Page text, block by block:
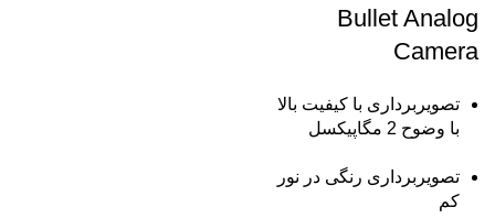
Bullet Analog
Camera
تصویربرداری با کیفیت بالا
با وضوح 2 مگاپیکسل
تصویربرداری رنگی در نور
کم